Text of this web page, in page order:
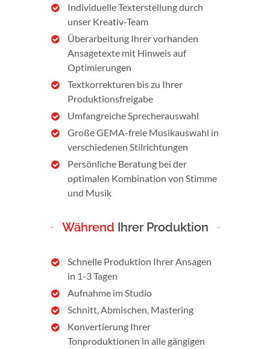
Individuelle Texterstellung durch
unser Kreativ-Team
Überarbeitung Ihrer vorhanden
Ansagetexte mit Hinweis auf
Optimierungen
Textkorrekturen bis zu Ihrer
Produktionsfreigabe
Umfangreiche Sprecherauswahl
Große GEMA-freie Musikauswahl in
verschiedenen Stilrichtungen
Persönliche Beratung bei der
optimalen Kombination von Stimme
und Musik
Während Ihrer Produktion
Schnelle Produktion Ihrer Ansagen
in 1-3 Tagen
Aufnahme im Studio
Schnitt, Abmischen, Mastering
Konvertierung Ihrer
Tonproduktionen in alle gängigen